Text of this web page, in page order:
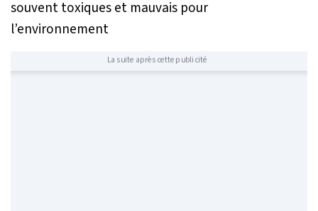
souvent toxiques et mauvais pour
l’environnement
La suite après cette publicité